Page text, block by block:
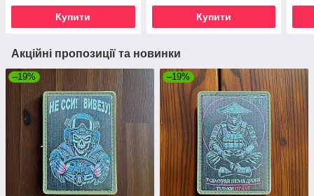
Купити Купити
Акційні пропозиції та новинки
–19% –19%